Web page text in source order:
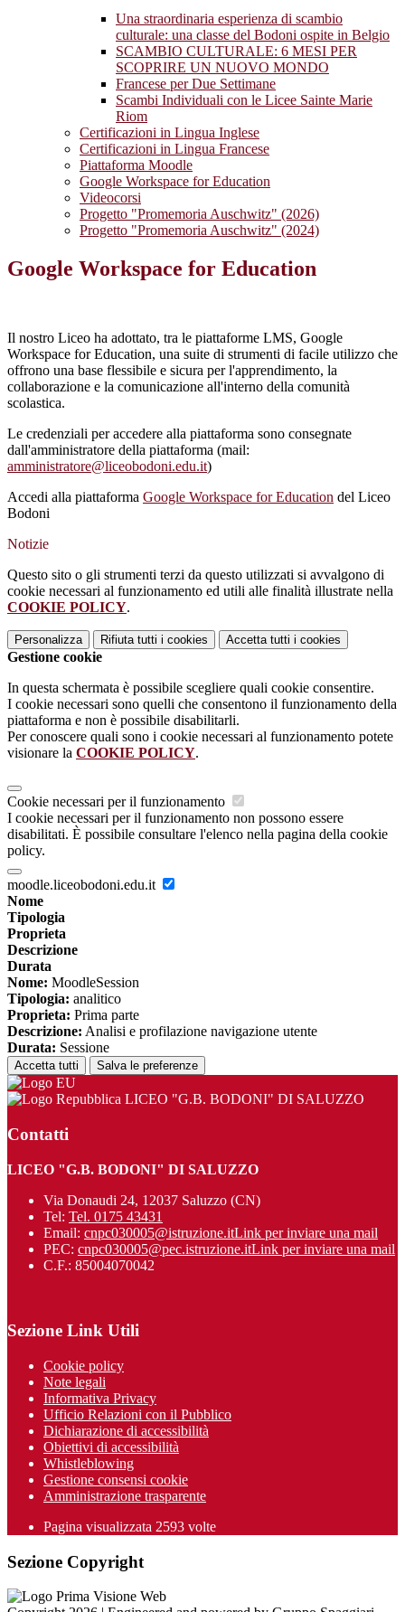
Una straordinaria esperienza di scambio
culturale: una classe del Bodoni ospite in Belgio
SCAMBIO CULTURALE: 6 MESI PER
SCOPRIRE UN NUOVO MONDO
Francese per Due Settimane
Scambi Individuali con le Licee Sainte Marie
Riom
Certificazioni in Lingua Inglese
Certificazioni in Lingua Francese
Piattaforma Moodle
Google Workspace for Education
Videocorsi
Progetto "Promemoria Auschwitz" (2026)
Progetto "Promemoria Auschwitz" (2024)
Google Workspace for Education
Il nostro Liceo ha adottato, tra le piattaforme LMS, Google
Workspace for Education, una suite di strumenti di facile utilizzo che
offrono una base flessibile e sicura per l'apprendimento, la
collaborazione e la comunicazione all'interno della comunità
scolastica.
Le credenziali per accedere alla piattaforma sono consegnate
dall'amministratore della piattaforma (mail:
amministratore@liceobodoni.edu.it)
Accedi alla piattaforma Google Workspace for Education del Liceo
Bodoni
Notizie
Questo sito o gli strumenti terzi da questo utilizzati si avvalgono di
cookie necessari al funzionamento ed utili alle finalità illustrate nella
COOKIE POLICY.
Personalizza Rifiuta tutti i cookies Accetta tutti i cookies
Gestione cookie
In questa schermata è possibile scegliere quali cookie consentire.
I cookie necessari sono quelli che consentono il funzionamento della
piattaforma e non è possibile disabilitarli.
Per conoscere quali sono i cookie necessari al funzionamento potete
visionare la COOKIE POLICY.
Cookie necessari per il funzionamento
I cookie necessari per il funzionamento non possono essere
disabilitati. È possibile consultare l'elenco nella pagina della cookie
policy.
moodle.liceobodoni.edu.it
Nome
Tipologia
Proprieta
Descrizione
Durata
Nome: MoodleSession
Tipologia: analitico
Proprieta: Prima parte
Descrizione: Analisi e profilazione navigazione utente
Durata: Sessione
Accetta tutti Salva le preferenze
LICEO "G.B. BODONI" DI SALUZZO
Contatti
LICEO "G.B. BODONI" DI SALUZZO
Via Donaudi 24, 12037 Saluzzo (CN)
Tel: Tel. 0175 43431
Email: cnpc030005@istruzione.itLink per inviare una mail
PEC: cnpc030005@pec.istruzione.itLink per inviare una mail
C.F.: 85004070042
Sezione Link Utili
Cookie policy
Note legali
Informativa Privacy
Ufficio Relazioni con il Pubblico
Dichiarazione di accessibilità
Obiettivi di accessibilità
Whistleblowing
Gestione consensi cookie
Amministrazione trasparente
Pagina visualizzata 2593 volte
Sezione Copyright